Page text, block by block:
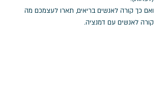
ואם כך קורה לאנשים בריאים, תארו לעצמכם מה
קורה לאנשים עם דמנציה.